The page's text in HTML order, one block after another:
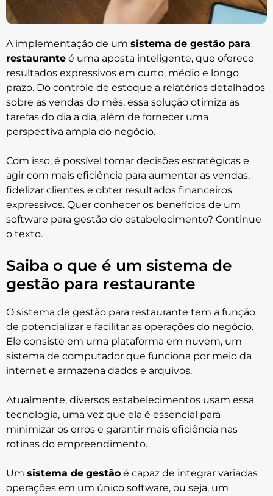
A implementação de um sistema de gestão para
restaurante é uma aposta inteligente, que oferece
resultados expressivos em curto, médio e longo
prazo. Do controle de estoque a relatórios detalhados
sobre as vendas do mês, essa solução otimiza as
tarefas do dia a dia, além de fornecer uma
perspectiva ampla do negócio.
Com isso, é possível tomar decisões estratégicas e
agir com mais eficiência para aumentar as vendas,
fidelizar clientes e obter resultados financeiros
expressivos. Quer conhecer os benefícios de um
software para gestão do estabelecimento? Continue
o texto.
Saiba o que é um sistema de
gestão para restaurante
O sistema de gestão para restaurante tem a função
de potencializar e facilitar as operações do negócio.
Ele consiste em uma plataforma em nuvem, um
sistema de computador que funciona por meio da
internet e armazena dados e arquivos.
Atualmente, diversos estabelecimentos usam essa
tecnologia, uma vez que ela é essencial para
minimizar os erros e garantir mais eficiência nas
rotinas do empreendimento.
Um sistema de gestão é capaz de integrar variadas
operações em um único software, ou seja, um